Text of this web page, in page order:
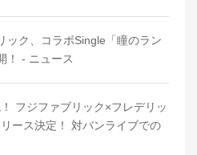
ック、コラボSingle「瞳のラン
！ - ニュース
フジファブリック×フレデリッ
ース決定！ 対バンライブでの